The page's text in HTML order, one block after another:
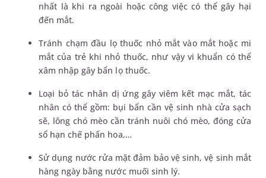
nhất là khi ra ngoài hoặc công việc có thể gây hại
đến mắt.
Tránh chạm đầu lọ thuốc nhỏ mắt vào mắt hoặc mi
mắt của trẻ khi nhỏ thuốc, như vậy vi khuẩn có thể
xâm nhập gây bẩn lọ thuốc.
Loại bỏ tác nhân dị ứng gây viêm kết mạc mắt, tác
nhân có thể gồm: bụi bẩn cần vệ sinh nhà cửa sạch
sẽ, lông chó mèo cần tránh nuôi chó mèo, đóng cửa
sổ hạn chế phấn hoa,…
Sử dụng nước rửa mặt đảm bảo vệ sinh, vệ sinh mắt
hàng ngày bằng nước muối sinh lý.